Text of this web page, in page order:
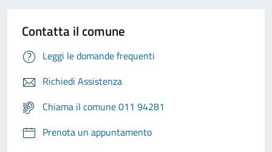
Contatta il comune
Leggi le domande frequenti
Richiedi Assistenza
Chiama il comune 011 94281
Prenota un appuntamento